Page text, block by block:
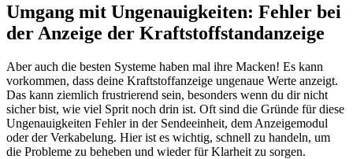
Umgang mit Ungenauigkeiten: Fehler bei
der Anzeige der Kraftstoffstandanzeige
Aber auch die besten Systeme haben mal ihre Macken! Es kann
vorkommen, dass deine Kraftstoffanzeige ungenaue Werte anzeigt.
Das kann ziemlich frustrierend sein, besonders wenn du dir nicht
sicher bist, wie viel Sprit noch drin ist. Oft sind die Gründe für diese
Ungenauigkeiten Fehler in der Sendeeinheit, dem Anzeigemodul
oder der Verkabelung. Hier ist es wichtig, schnell zu handeln, um
die Probleme zu beheben und wieder für Klarheit zu sorgen.